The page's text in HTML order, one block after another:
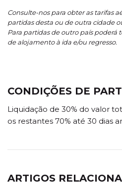
Consulte-nos para obter as tarifas
partidas desta ou de outra cidade
Para partidas de outro país poderá
de alojamento à ida e/ou regresso.
CONDIÇÕES DE
Liquidação de 30% do valor
os restantes 70% até 30 dias
ARTIGOS